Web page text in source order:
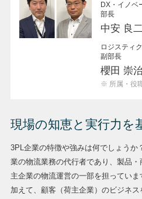
DX・イノ
部長
中安 良二
ロジスティ
副部長
櫻田 崇
※ 所属・役
現場の知恵と実行力を
3PL企業の特徴や強みは何でしょうか
業の物流業務の代行者であり、製品
主企業の物流運営の一部を担ってい
加えて、顧客（荷主企業）のビジネ